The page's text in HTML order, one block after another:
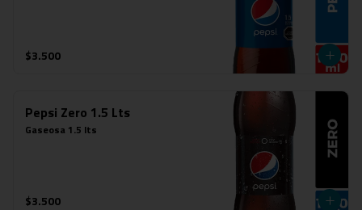
$3.500
Pepsi Zero 1.5 Lts
Gaseosa 1.5 lts
$3.500